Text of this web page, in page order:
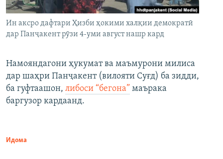
Ин аксро дафтари Ҳизби ҳокими халқии демократӣ
дар Панҷакент рӯзи 4-уми август нашр кард
Намояндагони ҳукумат ва маъмурони милиса
дар шаҳри Панҷакент (вилояти Суғд) ба зидди,
ба гуфтаашон, либоси “бегона” маърака
баргузор кардаанд.
Идома